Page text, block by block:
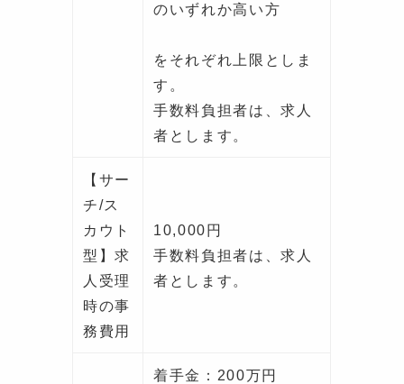
のいずれか高い方
をそれぞれ上限としま
す。
手数料負担者は、求人
者とします。
【サー
チ/ス
カウト
型】求
人受理
時の事
務費用
10,000円
手数料負担者は、求人
者とします。
着手金：200万円